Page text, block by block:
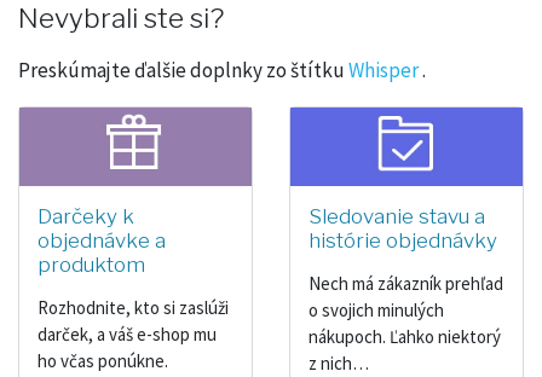
Nevybrali ste si?
Preskúmajte ďalšie doplnky zo štítkuWhisper.
Darčeky k
objednávke a
produktom
Rozhodnite, kto si zaslúži
darček, a váš e-shop mu
ho včas ponúkne.
Sledovanie stavu a
histórie objednávky
Nech má zákazník prehľad
o svojich minulých
nákupoch. Ľahko niektorý
z nich…